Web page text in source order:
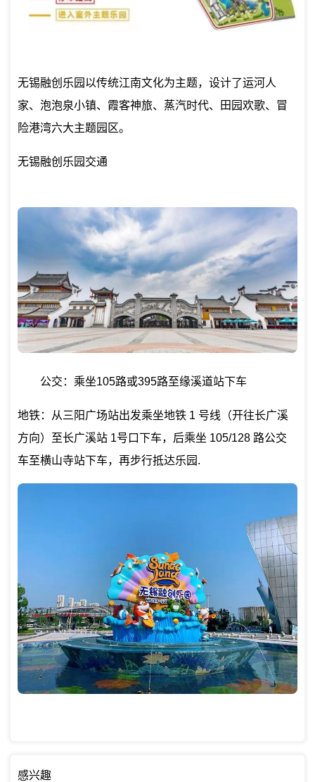
无锡融创乐园以传统江南文化为主题，设计了运河人
家、泡泡泉小镇、霞客神旅、蒸汽时代、田园欢歌、冒
险港湾六大主题园区。
无锡融创乐园交通
公交：乘坐105路或395路至缘溪道站下车
地铁：从三阳广场站出发乘坐地铁 1 号线（开往长广溪
方向）至长广溪站 1号口下车，后乘坐 105/128 路公交
车至横山寺站下车，再步行抵达乐园.
感兴趣